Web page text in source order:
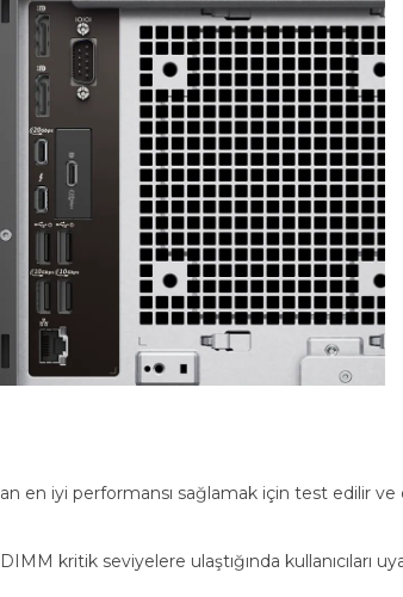
en iyi performansı sağlamak için test edilir ve
kritik seviyelere ulaştığında kullanıcıları